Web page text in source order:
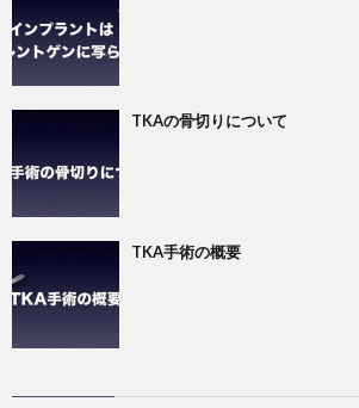
TKAの骨切りについて
TKA手術の概要